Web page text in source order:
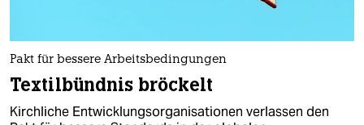
Pakt für bessere Arbeitsbedingungen
Textilbündnis bröckelt
Kirchliche Entwicklungsorganisationen verlassen den